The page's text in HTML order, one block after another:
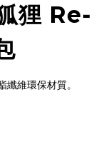
狸 Re-
纖維環保材質。